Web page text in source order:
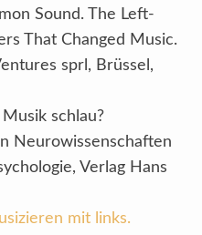
Sound. The Left-
That Changed Music.
sprl, Brüssel,
schlau?
Neurowissenschaften
Verlag Hans
mit links.